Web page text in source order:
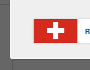
Accedi